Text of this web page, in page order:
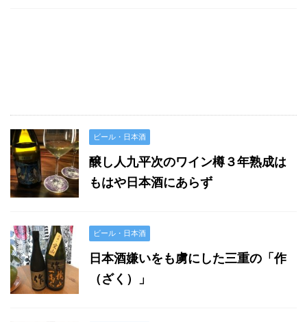
ビール・日本酒
醸し人九平次のワイン樽３年熟成は
もはや日本酒にあらず
ビール・日本酒
日本酒嫌いをも虜にした三重の「作
（ざく）」